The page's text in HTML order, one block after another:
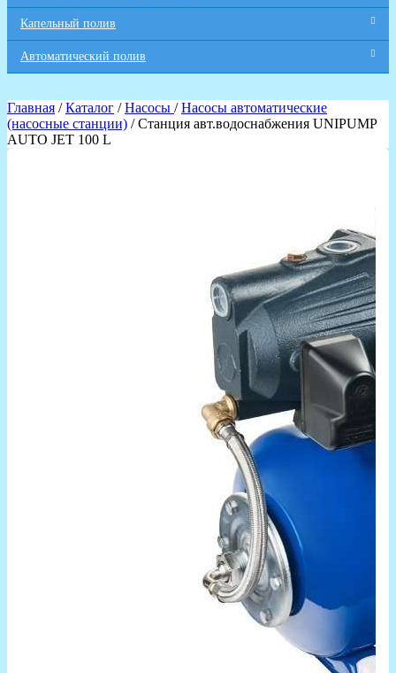
Капельный полив
Автоматический полив
Главная /Каталог /Насосы /Насосы автоматические
(насосные станции) / Станция авт.водоснабжения UNIPUMP
AUTO JET 100 L